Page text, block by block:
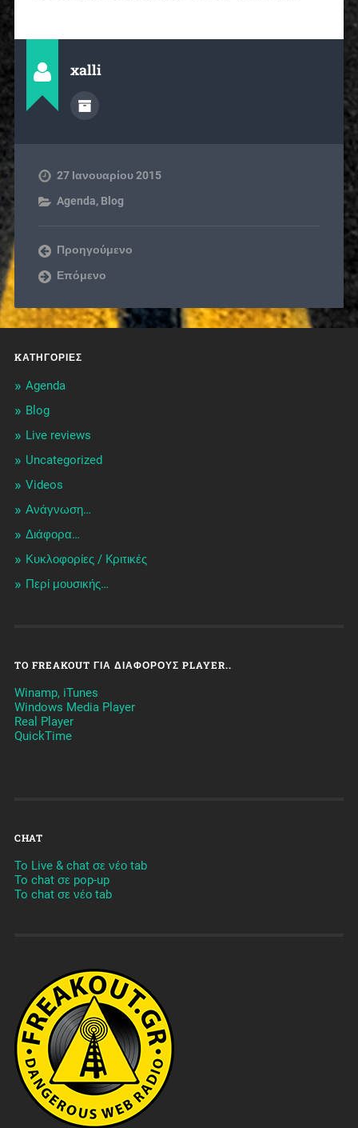
xalli
27 Ιανουαρίου 2015
Agenda, Blog
Προηγούμενο
Επόμενο
KΑΤΗΓΟΡΊΕΣ
Agenda
Blog
Live reviews
Uncategorized
Videos
Ανάγνωση…
Διάφορα…
Κυκλοφορίες / Kριτικές
Περί μουσικής…
TO FREAKOUT ΓΙΑ ΔΙΆΦΟΡΟΥΣ PLAYER..
Winamp, iTunes
Windows Media Player
Real Player
QuickTime
CHAT
To Live & chat σε νέο tab
To chat σε pop-up
To chat σε νέο tab